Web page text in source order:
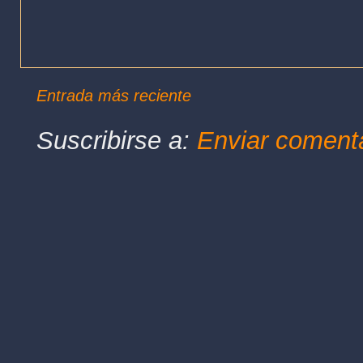
Entrada más reciente
Suscribirse a: Enviar